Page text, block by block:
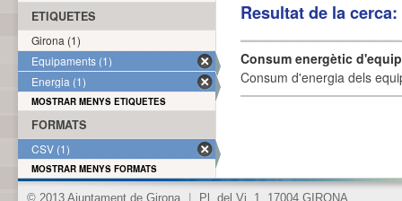
Resultat de la
Consum energètic
Consum d'energia dels
ETIQUETES
Girona (1)
Equipaments (1)
Energia (1)
MOSTRAR MENYS ETIQUETES
FORMATS
CSV (1)
MOSTRAR MENYS FORMATS
© 2013 Ajuntament de Girona Pl. del Vi, 1. 17004 GIRONA